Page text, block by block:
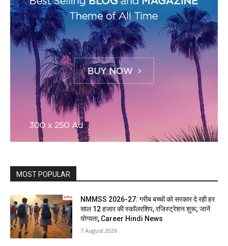
MOST POPULAR
NMMSS 2026-27: गरीब बच्चों को सरकार दे रही हर
साल 12 हजार की स्कॉलरशिप, रजिस्ट्रेशन शुरू; जानें
योग्यता, Career Hindi News
7 August 2026